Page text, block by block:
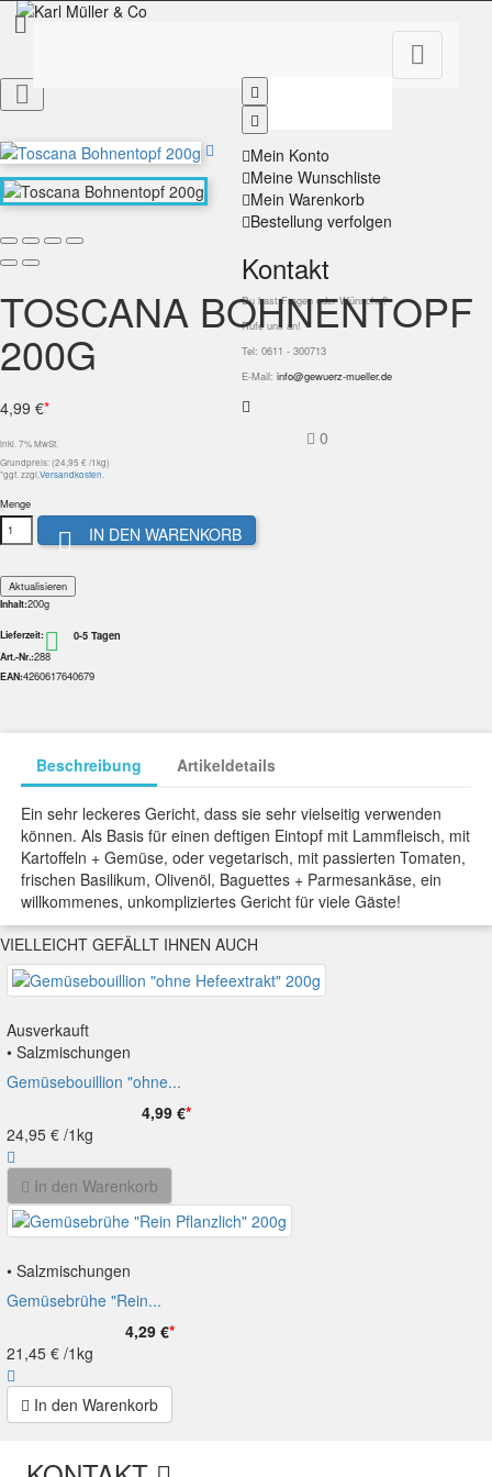

Mein Konto
Meine Wunschliste
Mein Warenkorb
Bestellung verfolgen
Kontakt
Du hast Fragen oder Wünsche?
Rufe uns an!
Tel: 0611 - 300713
E-Mail: info@gewuerz-mueller.de
0

TOSCANA BOHNENTOPF
200G
4,99 €*
inkl. 7% MwSt.
Grundpreis: (24,95 € /1kg)
*ggf. zzgl.Versandkosten
Menge
 IN DEN WARENKORB
Inhalt:200g
Lieferzeit:  0-5 Tagen
Art.-Nr.:288
EAN:4260617640679
Beschreibung Artikeldetails
Ein sehr leckeres Gericht, dass sie sehr vielseitig verwenden
können. Als Basis für einen deftigen Eintopf mit Lammfleisch, mit
Kartoffeln + Gemüse, oder vegetarisch, mit passierten Tomaten,
frischen Basilikum, Olivenöl, Baguettes + Parmesankäse, ein
willkommenes, unkompliziertes Gericht für viele Gäste!
VIELLEICHT GEFÄLLT IHNEN AUCH
Ausverkauft
• Salzmischungen
Gemüsebouillion "ohne...
4,99 €*
24,95 € /1kg
In den Warenkorb
• Salzmischungen
Gemüsebrühe "Rein...
4,29 €*
21,45 € /1kg
In den Warenkorb